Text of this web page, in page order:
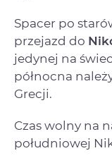
Spacer po
przejazd do
jedynej na
północna
Grecji.
Czas wolny na
południowej